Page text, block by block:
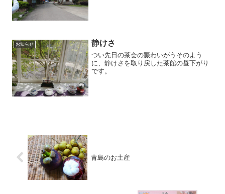
お知らせ 静けさ
つい先日の茶会の賑わいがうそのよう
に、静けさを取り戻した茶館の昼下がり
です。
青島のお土産